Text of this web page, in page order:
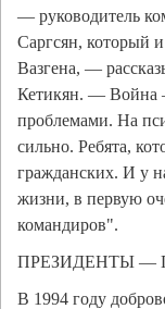
— руководитель
Саргсян, который
Вазгена, —
Кетикян. — Война
проблемами. На
сильно. Ребята,
гражданских. И у
жизни, в первую
командиров".
ПРЕЗИДЕНТЫ —
В 1994 году